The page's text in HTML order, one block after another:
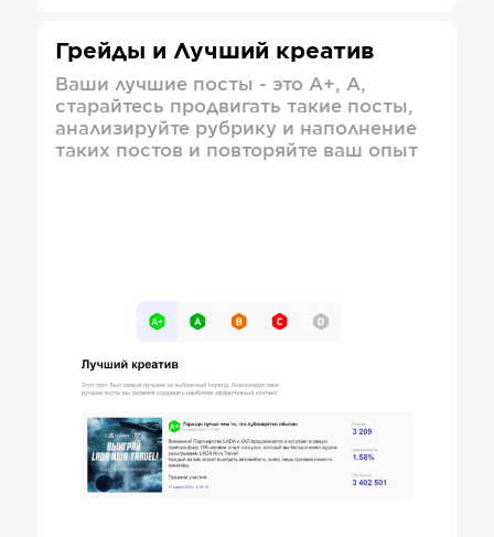
Грейды и Лучший креатив
Ваши лучшие посты - это А+, А,
старайтесь продвигать такие посты,
анализируйте рубрику и наполнение
таких постов и повторяйте ваш опыт